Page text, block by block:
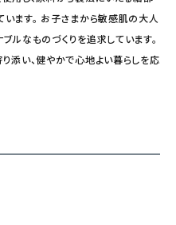
ます。 お子さまから敏感肌の大人
ルなものづくりを追求しています。
添い、健やかで心地よい暮らしを応